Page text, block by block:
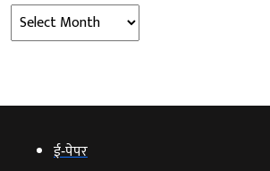
Archives
ई‑पेपर